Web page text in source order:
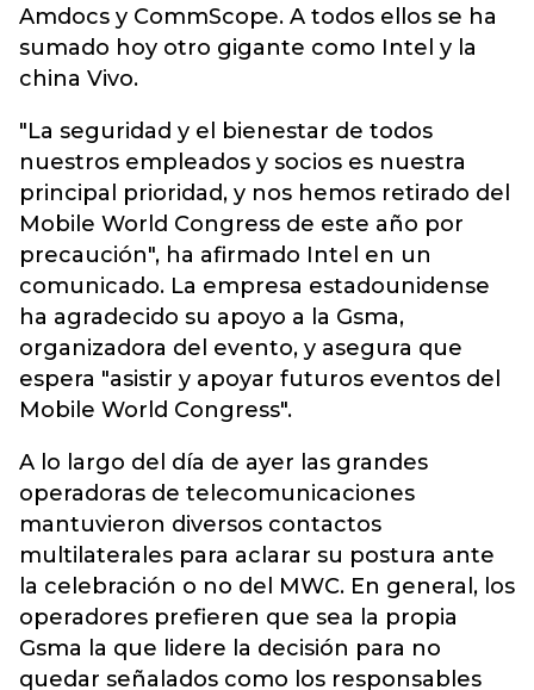
Amdocs y CommScope. A todos ellos se ha
sumado hoy otro gigante como Intel y la
china Vivo.
"La seguridad y el bienestar de todos
nuestros empleados y socios es nuestra
principal prioridad, y nos hemos retirado del
Mobile World Congress de este año por
precaución", ha afirmado Intel en un
comunicado. La empresa estadounidense
ha agradecido su apoyo a la Gsma,
organizadora del evento, y asegura que
espera "asistir y apoyar futuros eventos del
Mobile World Congress".
A lo largo del día de ayer las grandes
operadoras de telecomunicaciones
mantuvieron diversos contactos
multilaterales para aclarar su postura ante
la celebración o no del MWC. En general, los
operadores prefieren que sea la propia
Gsma la que lidere la decisión para no
quedar señalados como los responsables